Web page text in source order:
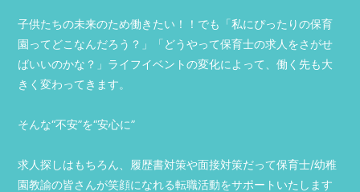
子供たちの未来のため働きたい！！でも「私にぴったりの保育
園ってどこなんだろう？」「どうやって保育士の求人をさがせ
ばいいのかな？」ライフイベントの変化によって、働く先も大
きく変わってきます。
そんな“不安”を“安心に”
求人探しはもちろん、履歴書対策や面接対策だって保育士/幼稚
園教諭の皆さんが笑顔になれる転職活動をサポートいたします